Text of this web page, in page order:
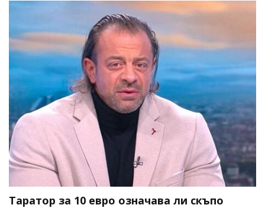
Таратор за 10 евро означава ли скъпо